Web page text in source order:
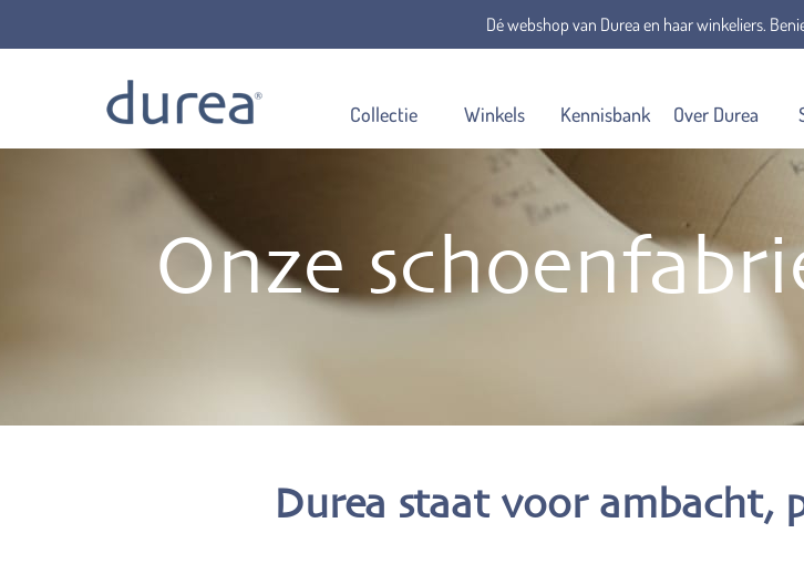
Dé webshop van Durea en haar winkeliers.
Collectie Winkels Kennisbank Over Durea
Onze
Durea staat voor ambacht,